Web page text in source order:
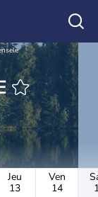
Jeu
13
Ven
14